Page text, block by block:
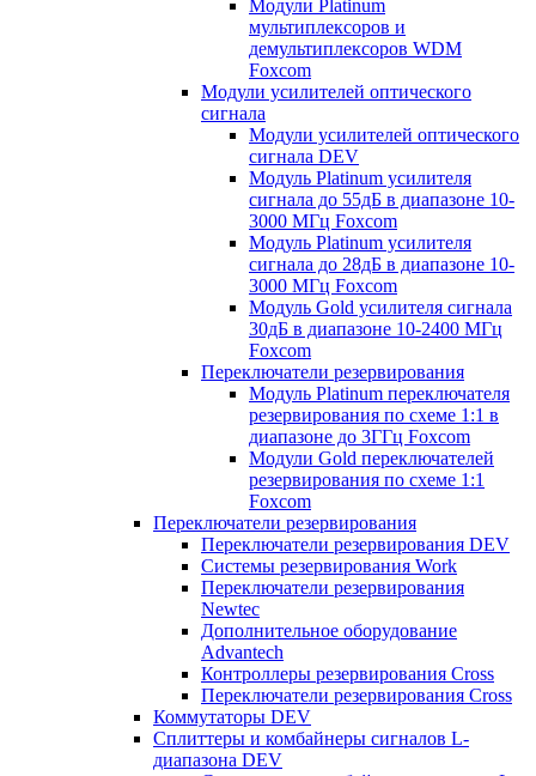
Модули Platinum
мультиплексоров и
демультиплексоров WDM
Foxcom
Модули усилителей оптического
сигнала
Модули усилителей оптического
сигнала DEV
Модуль Platinum усилителя
сигнала до 55дБ в диапазоне 10-
3000 МГц Foxcom
Модуль Platinum усилителя
сигнала до 28дБ в диапазоне 10-
3000 МГц Foxcom
Модуль Gold усилителя сигнала
30дБ в диапазоне 10-2400 МГц
Foxcom
Переключатели резервирования
Модуль Platinum переключателя
резервирования по схеме 1:1 в
диапазоне до 3ГГц Foxcom
Модули Gold переключателей
резервирования по схеме 1:1
Foxcom
Переключатели резервирования
Переключатели резервирования DEV
Системы резервирования Work
Переключатели резервирования
Newtec
Дополнительное оборудование
Advantech
Контроллеры резервирования Cross
Переключатели резервирования Cross
Коммутаторы DEV
Сплиттеры и комбайнеры сигналов L-
диапазона DEV